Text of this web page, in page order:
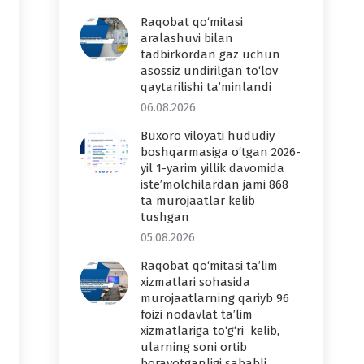
Raqobat qo‘mitasi
aralashuvi bilan
tadbirkordan gaz uchun
asossiz undirilgan to‘lov
qaytarilishi ta’minlandi
06.08.2026
Buxoro viloyati hududiy
boshqarmasiga o‘tgan 2026-
yil 1-yarim yillik davomida
iste’molchilardan jami 868
ta murojaatlar kelib
tushgan
05.08.2026
Raqobat qo‘mitasi ta’lim
xizmatlari sohasida
murojaatlarning qariyb 96
foizi nodavlat ta’lim
xizmatlariga to‘g‘ri kelib,
ularning soni ortib